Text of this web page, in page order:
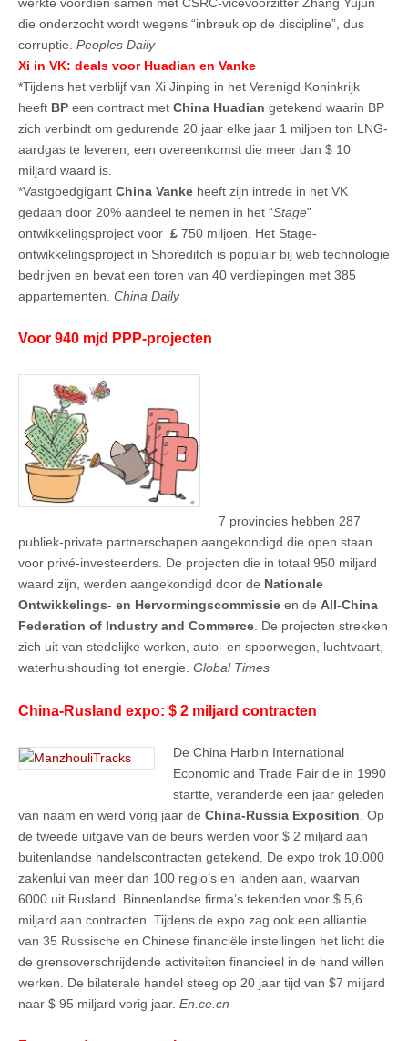
die onderzocht wordt wegens “inbreuk op de discipline”, dus
corruptie. Peoples Daily
Xi in VK: deals voor Huadian en Vanke
*Tijdens het verblijf van Xi Jinping in het Verenigd Koninkrijk
heeft BP een contract met China Huadian getekend waarin BP
zich verbindt om gedurende 20 jaar elke jaar 1 miljoen ton LNG-
aardgas te leveren, een overeenkomst die meer dan $ 10
miljard waard is.
*Vastgoedgigant China Vanke heeft zijn intrede in het VK
gedaan door 20% aandeel te nemen in het “Stage”
ontwikkelingsproject voor £ 750 miljoen. Het Stage-
ontwikkelingsproject in Shoreditch is populair bij web technologie
bedrijven en bevat een toren van 40 verdiepingen met 385
appartementen. China Daily
Voor 940 mjd PPP-projecten
7 provincies hebben 287
publiek-private partnerschapen aangekondigd die open staan
voor privé-investeerders. De projecten die in totaal 950 miljard
waard zijn, werden aangekondigd door de Nationale
Ontwikkelings- en Hervormingscommissie en de All-China
Federation of Industry and Commerce. De projecten strekken
zich uit van stedelijke werken, auto- en spoorwegen, luchtvaart,
waterhuishouding tot energie. Global Times
China-Rusland expo: $ 2 miljard contracten
De China Harbin International
Economic and Trade Fair die in 1990
startte, veranderde een jaar geleden
van naam en werd vorig jaar de China-Russia Exposition . Op
de tweede uitgave van de beurs werden voor $ 2 miljard aan
buitenlandse handelscontracten getekend. De expo trok 10.000
zakenlui van meer dan 100 regio’s en landen aan, waarvan
6000 uit Rusland. Binnenlandse firma’s tekenden voor $ 5,6
miljard aan contracten. Tijdens de expo zag ook een alliantie
van 35 Russische en Chinese financiële instellingen het licht die
de grensoverschrijdende activiteiten financieel in de hand willen
werken. De bilaterale handel steeg op 20 jaar tijd van $7 miljard
naar $ 95 miljard vorig jaar. En.ce.cn